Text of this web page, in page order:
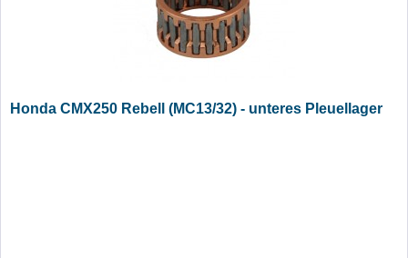
Honda CMX250 Rebell (MC13/32) - unteres Pleuellager